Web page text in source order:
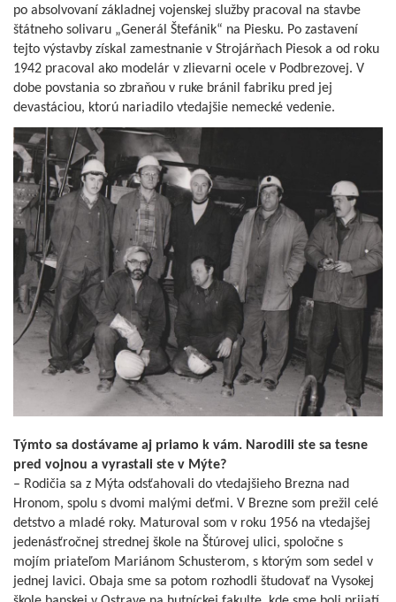
po absolvovaní základnej vojenskej služby pracoval na stavbe
štátneho solivaru „Generál Štefánik“ na Piesku. Po zastavení
tejto výstavby získal zamestnanie v Strojárňach Piesok a od roku
1942 pracoval ako modelár v zlievarni ocele v Podbrezovej. V
dobe povstania so zbraňou v ruke bránil fabriku pred jej
devastáciou, ktorú nariadilo vtedajšie nemecké vedenie.
Týmto sa dostávame aj priamo k vám. Narodili ste sa tesne
pred vojnou a vyrastali ste v Mýte?
– Rodičia sa z Mýta odsťahovali do vtedajšieho Brezna nad
Hronom, spolu s dvomi malými deťmi. V Brezne som prežil celé
detstvo a mladé roky. Maturoval som v roku 1956 na vtedajšej
jedenásťročnej strednej škole na Štúrovej ulici, spoločne s
mojím priateľom Mariánom Schusterom, s ktorým som sedel v
jednej lavici. Obaja sme sa potom rozhodli študovať na Vysokej